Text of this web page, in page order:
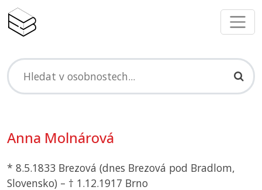
Anna Molnárová
* 8.5.1833 Brezová (dnes Brezová pod Bradlom,
Slovensko) – † 1.12.1917 Brno